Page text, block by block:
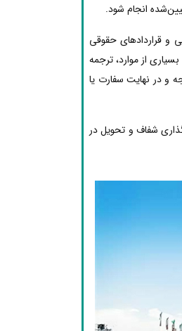
انجام شود.
و قراردادهای حقوقی
از موارد، ترجمه
و در نهایت سفارت یا
شفاف و تحویل در